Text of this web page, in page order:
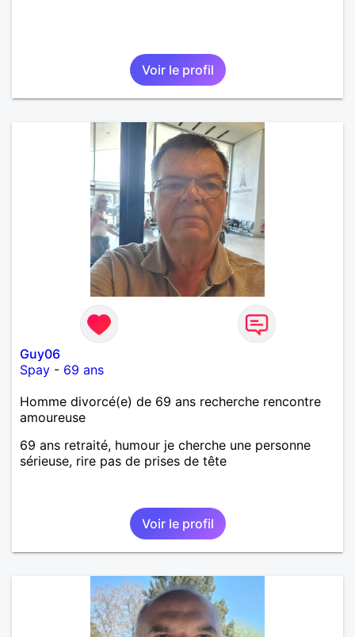
Voir le profil
Guy06
Spay - 69 ans
Homme divorcé(e) de 69 ans recherche rencontre
amoureuse
69 ans retraité, humour je cherche une personne
sérieuse, rire pas de prises de tête
Voir le profil